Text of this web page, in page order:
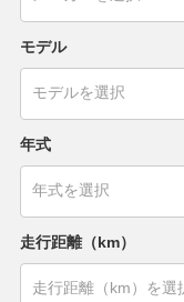
モデル
年式
走行距離（km）